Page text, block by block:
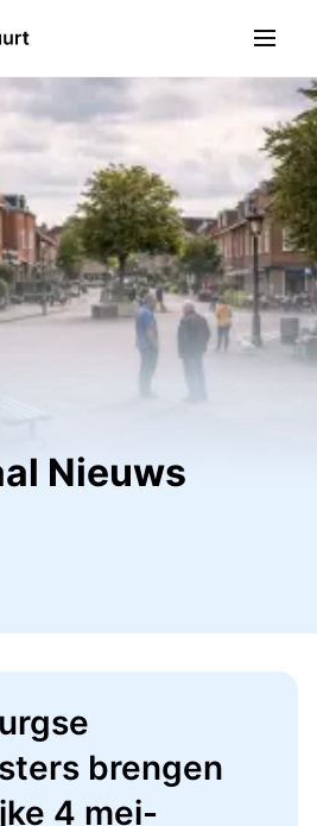
Nieuws
brengen
4 mei-